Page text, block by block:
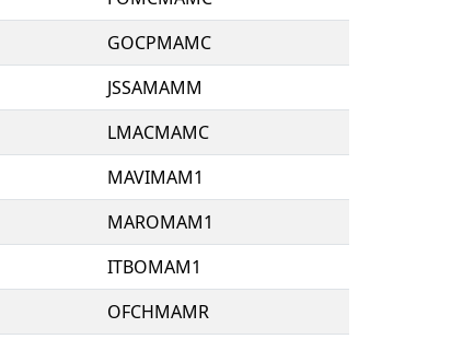
GOCPMAMC
JSSAMAMM
LMACMAMC
MAVIMAM1
MAROMAM1
ITBOMAM1
OFCHMAMR